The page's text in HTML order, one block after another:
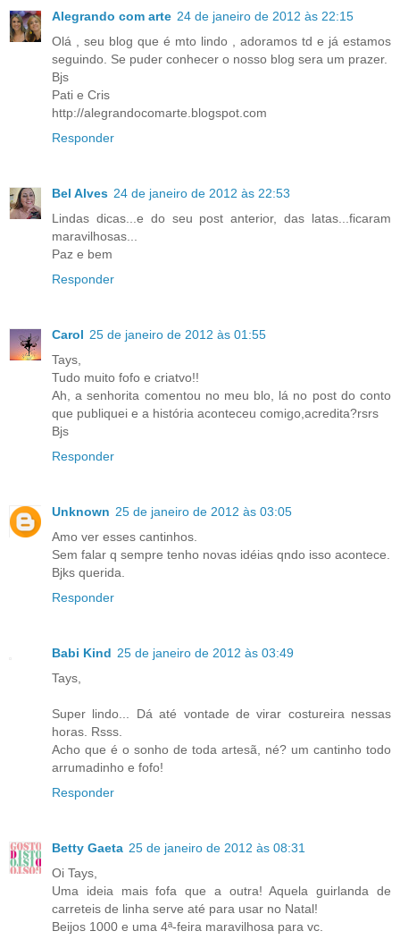
Alegrando com arte 24 de janeiro de 2012 às 22:15
Olá , seu blog que é mto lindo , adoramos td e já estamos
seguindo. Se puder conhecer o nosso blog sera um prazer.
Bjs
Pati e Cris
http://alegrandocomarte.blogspot.com
Responder
Bel Alves 24 de janeiro de 2012 às 22:53
Lindas dicas...e do seu post anterior, das latas...ficaram
maravilhosas...
Paz e bem
Responder
Carol 25 de janeiro de 2012 às 01:55
Tays,
Tudo muito fofo e criatvo!!
Ah, a senhorita comentou no meu blo, lá no post do conto
que publiquei e a história aconteceu comigo,acredita?rsrs
Bjs
Responder
Unknown 25 de janeiro de 2012 às 03:05
Amo ver esses cantinhos.
Sem falar q sempre tenho novas idéias qndo isso acontece.
Bjks querida.
Responder
Babi Kind 25 de janeiro de 2012 às 03:49
Tays,
Super lindo... Dá até vontade de virar costureira nessas
horas. Rsss.
Acho que é o sonho de toda artesã, né? um cantinho todo
arrumadinho e fofo!
Responder
Betty Gaeta 25 de janeiro de 2012 às 08:31
Oi Tays,
Uma ideia mais fofa que a outra! Aquela guirlanda de
carreteis de linha serve até para usar no Natal!
Beijos 1000 e uma 4ª-feira maravilhosa para vc.